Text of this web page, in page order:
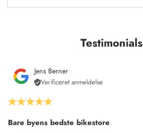
Testimonials
Jens Berner
Verificeret anmeldelse
Bare byens bedste bikestore